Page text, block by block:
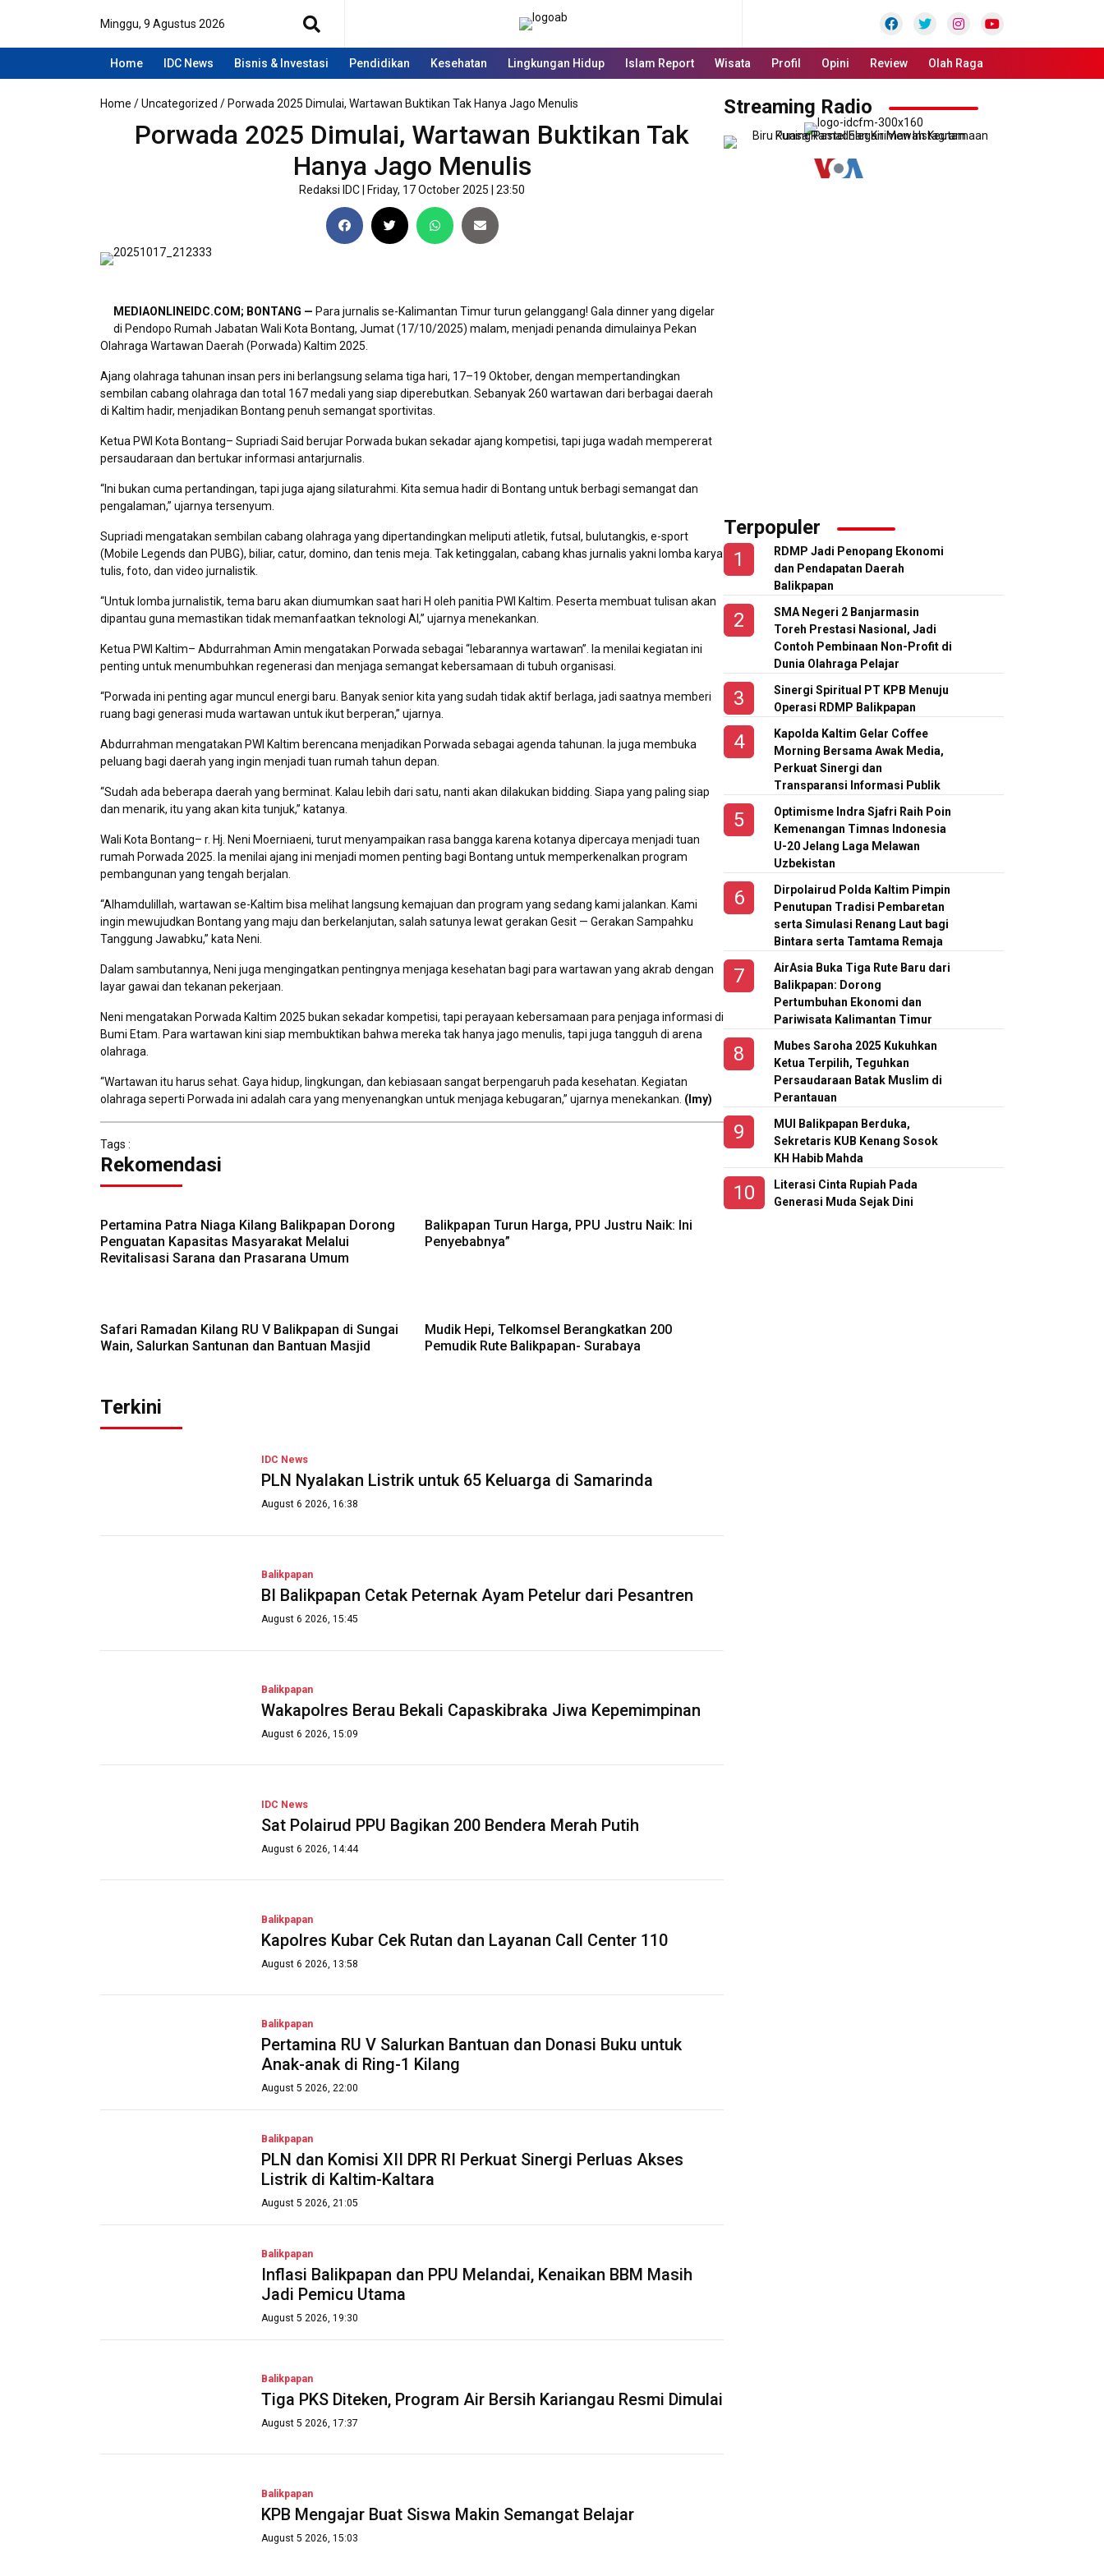
Minggu, 9 Agustus 2026 FacebookTwitter InstagramYoutube
Home IDC News Bisnis & Investasi Pendidikan Kesehatan Lingkungan Hidup Islam Report Wisata Profil Opini Review Olah Raga
Home /Uncategorized / Porwada 2025 Dimulai, Wartawan Buktikan Tak Hanya Jago Menulis
Porwada 2025 Dimulai, Wartawan Buktikan Tak
Hanya Jago Menulis
Redaksi IDC Friday, 17 October 2025 | 23:50
MEDIAONLINEIDC.COM; BONTANG — Para jurnalis se-Kalimantan Timur turun gelanggang! Gala dinner yang digelar
di Pendopo Rumah Jabatan Wali Kota Bontang, Jumat (17/10/2025) malam, menjadi penanda dimulainya Pekan
Olahraga Wartawan Daerah (Porwada) Kaltim 2025.
Ajang olahraga tahunan insan pers ini berlangsung selama tiga hari, 17–19 Oktober, dengan mempertandingkan
sembilan cabang olahraga dan total 167 medali yang siap diperebutkan. Sebanyak 260 wartawan dari berbagai daerah
di Kaltim hadir, menjadikan Bontang penuh semangat sportivitas.
Ketua PWI Kota Bontang– Supriadi Said berujar Porwada bukan sekadar ajang kompetisi, tapi juga wadah mempererat
persaudaraan dan bertukar informasi antarjurnalis.
“Ini bukan cuma pertandingan, tapi juga ajang silaturahmi. Kita semua hadir di Bontang untuk berbagi semangat dan
pengalaman,” ujarnya tersenyum.
Supriadi mengatakan sembilan cabang olahraga yang dipertandingkan meliputi atletik, futsal, bulutangkis, e-sport
(Mobile Legends dan PUBG), biliar, catur, domino, dan tenis meja. Tak ketinggalan, cabang khas jurnalis yakni lomba karya
tulis, foto, dan video jurnalistik.
“Untuk lomba jurnalistik, tema baru akan diumumkan saat hari H oleh panitia PWI Kaltim. Peserta membuat tulisan akan
dipantau guna memastikan tidak memanfaatkan teknologi AI,” ujarnya menekankan.
Ketua PWI Kaltim– Abdurrahman Amin mengatakan Porwada sebagai “lebarannya wartawan”. Ia menilai kegiatan ini
penting untuk menumbuhkan regenerasi dan menjaga semangat kebersamaan di tubuh organisasi.
“Porwada ini penting agar muncul energi baru. Banyak senior kita yang sudah tidak aktif berlaga, jadi saatnya memberi
ruang bagi generasi muda wartawan untuk ikut berperan,” ujarnya.
Abdurrahman mengatakan PWI Kaltim berencana menjadikan Porwada sebagai agenda tahunan. Ia juga membuka
peluang bagi daerah yang ingin menjadi tuan rumah tahun depan.
“Sudah ada beberapa daerah yang berminat. Kalau lebih dari satu, nanti akan dilakukan bidding. Siapa yang paling siap
dan menarik, itu yang akan kita tunjuk,” katanya.
Wali Kota Bontang– r. Hj. Neni Moerniaeni, turut menyampaikan rasa bangga karena kotanya dipercaya menjadi tuan
rumah Porwada 2025. Ia menilai ajang ini menjadi momen penting bagi Bontang untuk memperkenalkan program
pembangunan yang tengah berjalan.
“Alhamdulillah, wartawan se-Kaltim bisa melihat langsung kemajuan dan program yang sedang kami jalankan. Kami
ingin mewujudkan Bontang yang maju dan berkelanjutan, salah satunya lewat gerakan Gesit — Gerakan Sampahku
Tanggung Jawabku,” kata Neni.
Dalam sambutannya, Neni juga mengingatkan pentingnya menjaga kesehatan bagi para wartawan yang akrab dengan
layar gawai dan tekanan pekerjaan.
Neni mengatakan Porwada Kaltim 2025 bukan sekadar kompetisi, tapi perayaan kebersamaan para penjaga informasi di
Bumi Etam. Para wartawan kini siap membuktikan bahwa mereka tak hanya jago menulis, tapi juga tangguh di arena
olahraga.
“Wartawan itu harus sehat. Gaya hidup, lingkungan, dan kebiasaan sangat berpengaruh pada kesehatan. Kegiatan
olahraga seperti Porwada ini adalah cara yang menyenangkan untuk menjaga kebugaran,” ujarnya menekankan. (Imy)
Tags :
Rekomendasi
Pertamina Patra Niaga Kilang Balikpapan Dorong
Penguatan Kapasitas Masyarakat Melalui
Revitalisasi Sarana dan Prasarana Umum
Balikpapan Turun Harga, PPU Justru Naik: Ini
Penyebabnya”
Safari Ramadan Kilang RU V Balikpapan di Sungai
Wain, Salurkan Santunan dan Bantuan Masjid
Mudik Hepi, Telkomsel Berangkatkan 200
Pemudik Rute Balikpapan- Surabaya
Terkini
IDC News
PLN Nyalakan Listrik untuk 65 Keluarga di Samarinda
August 6 2026, 16:38
Balikpapan
BI Balikpapan Cetak Peternak Ayam Petelur dari Pesantren
August 6 2026, 15:45
Balikpapan
Wakapolres Berau Bekali Capaskibraka Jiwa Kepemimpinan
August 6 2026, 15:09
IDC News
Sat Polairud PPU Bagikan 200 Bendera Merah Putih
August 6 2026, 14:44
Balikpapan
Kapolres Kubar Cek Rutan dan Layanan Call Center 110
August 6 2026, 13:58
Balikpapan
Pertamina RU V Salurkan Bantuan dan Donasi Buku untuk
Anak-anak di Ring-1 Kilang
August 5 2026, 22:00
Balikpapan
PLN dan Komisi XII DPR RI Perkuat Sinergi Perluas Akses
Listrik di Kaltim-Kaltara
August 5 2026, 21:05
Balikpapan
Inflasi Balikpapan dan PPU Melandai, Kenaikan BBM Masih
Jadi Pemicu Utama
August 5 2026, 19:30
Balikpapan
Tiga PKS Diteken, Program Air Bersih Kariangau Resmi Dimulai
August 5 2026, 17:37
Balikpapan
KPB Mengajar Buat Siswa Makin Semangat Belajar
August 5 2026, 15:03
Streaming Radio
Terpopuler
RDMP Jadi Penopang Ekonomi
dan Pendapatan Daerah
Balikpapan
SMA Negeri 2 Banjarmasin
Toreh Prestasi Nasional, Jadi
Contoh Pembinaan Non-Profit di
Dunia Olahraga Pelajar
Sinergi Spiritual PT KPB Menuju
Operasi RDMP Balikpapan
Kapolda Kaltim Gelar Coffee
Morning Bersama Awak Media,
Perkuat Sinergi dan
Transparansi Informasi Publik
Optimisme Indra Sjafri Raih Poin
Kemenangan Timnas Indonesia
U-20 Jelang Laga Melawan
Uzbekistan
Dirpolairud Polda Kaltim Pimpin
Penutupan Tradisi Pembaretan
serta Simulasi Renang Laut bagi
Bintara serta Tamtama Remaja
AirAsia Buka Tiga Rute Baru dari
Balikpapan: Dorong
Pertumbuhan Ekonomi dan
Pariwisata Kalimantan Timur
Mubes Saroha 2025 Kukuhkan
Ketua Terpilih, Teguhkan
Persaudaraan Batak Muslim di
Perantauan
MUI Balikpapan Berduka,
Sekretaris KUB Kenang Sosok
KH Habib Mahda
Literasi Cinta Rupiah Pada
Generasi Muda Sejak Dini